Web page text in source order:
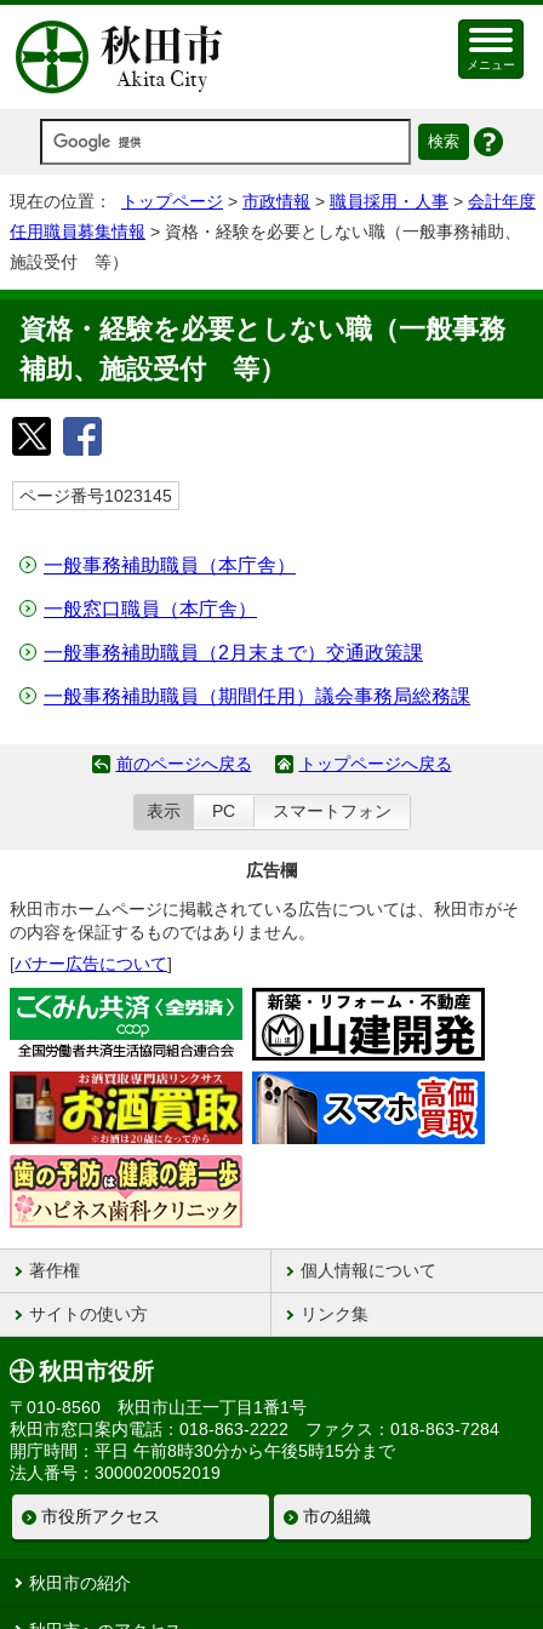
メニュー
現在の位置： トップページ > 市政情報 > 職員採用・人事 > 会計年度
任用職員募集情報 > 資格・経験を必要としない職（一般事務補助、
施設受付 等）
資格・経験を必要としない職（一般事務
補助、施設受付 等）
ページ番号1023145
一般事務補助職員（本庁舎）
一般窓口職員（本庁舎）
一般事務補助職員（2月末まで）交通政策課
一般事務補助職員（期間任用）議会事務局総務課
前のページへ戻る トップページへ戻る
表示 PC スマートフォン
広告欄
秋田市ホームページに掲載されている広告については、秋田市がそ
の内容を保証するものではありません。
[バナー広告について]
著作権 個人情報について
サイトの使い方 リンク集
秋田市役所
〒010-8560 秋田市山王一丁目1番1号
秋田市窓口案内電話：018-863-2222 ファクス：018-863-7284
開庁時間：平日 午前8時30分から午後5時15分まで
法人番号：3000020052019
市役所アクセス 市の組織
秋田市の紹介